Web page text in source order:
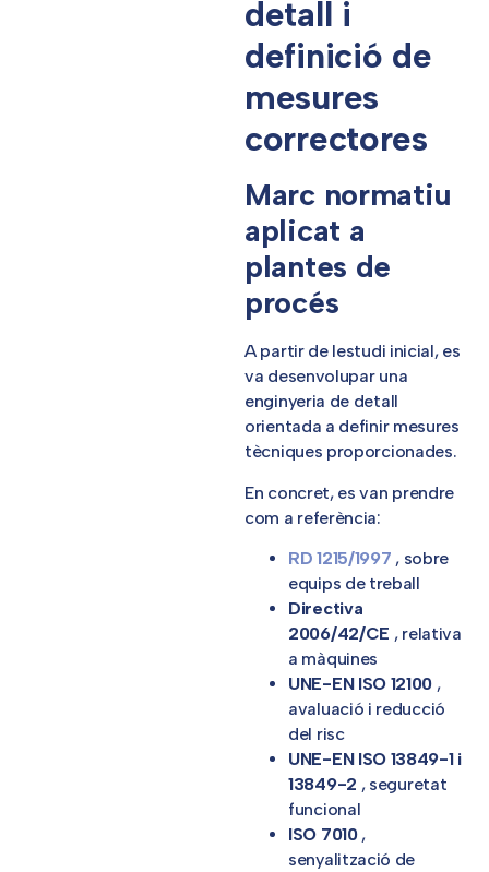
detall i
definició de
mesures
correctores
Marc normatiu
aplicat a
plantes de
procés
A partir de lestudi inicial, es
va desenvolupar una
enginyeria de detall
orientada a definir mesures
tècniques proporcionades.
En concret, es van prendre
com a referència:
RD 1215/1997 , sobre
equips de treball
Directiva
2006/42/CE , relativa
a màquines
UNE-EN ISO 12100 ,
avaluació i reducció
del risc
UNE-EN ISO 13849-1 i
13849-2 , seguretat
funcional
ISO 7010,
senyalització de